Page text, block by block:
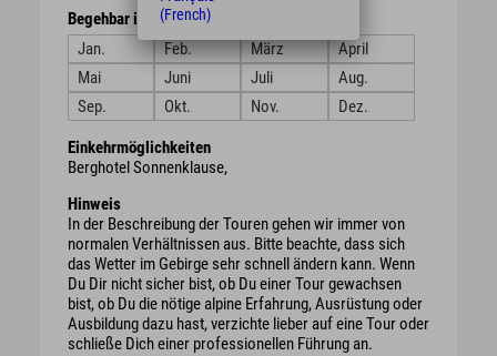
Begehbar in den Monaten
Jan.
Feb. März
April
Mai
Juni Juli
Aug.
Sep.
Okt. Nov. Dez.
Einkehrmöglichkeiten
Berghotel Sonnenklause,
Hinweis
In der Beschreibung der Touren gehen wir immer von
normalen Verhältnissen aus. Bitte beachte, dass sich
das Wetter im Gebirge sehr schnell ändern kann. Wenn
Du Dir nicht sicher bist, ob Du einer Tour gewachsen
bist, ob Du die nötige alpine Erfahrung, Ausrüstung oder
Ausbildung dazu hast, verzichte lieber auf eine Tour oder
schließe Dich einer professionellen Führung an.
(French)